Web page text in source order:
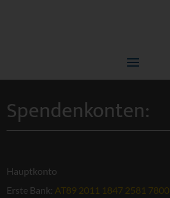
Spendenkonten:
Hauptkonto
Erste Bank: AT89 2011 1847 2581 7800